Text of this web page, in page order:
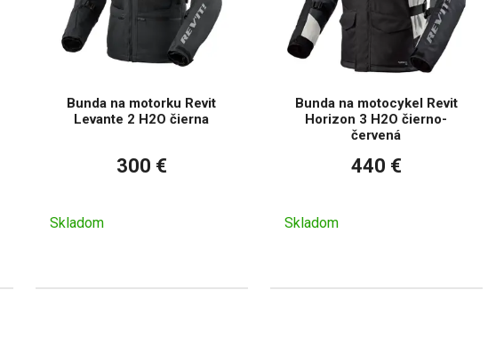
Bunda na motorku Revit
Levante 2 H2O čierna
300 €
Skladom
Bunda na motocykel Revit
Horizon 3 H2O čierno-
červená
440 €
Skladom